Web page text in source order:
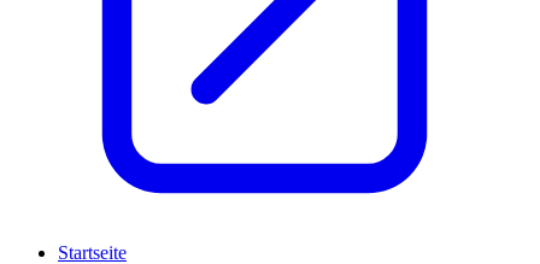
Startseite